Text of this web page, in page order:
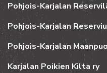
Pohjois-Karjalan
Pohjois-Karjalan
Pohjois-Karjalan
Karjalan Poikien Kilta ry